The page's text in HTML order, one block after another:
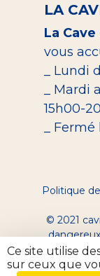
LA
La
vous
_ Lundi
_ Mardi
15h00-
_
Politique
© 2021
Ce site utilise
sur ceux que